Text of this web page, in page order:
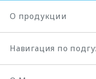
О продукции
Moony Organic
Подгузники Moony
Навигация по